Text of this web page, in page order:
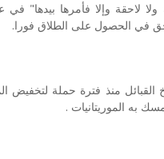
ولا لاحقة وإلا فأمرها بيدها"
في الحصول على الطلاق فورا.
منذ فترة حملة لتخفيض
به الموريتانيات .